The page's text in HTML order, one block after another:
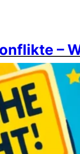
–